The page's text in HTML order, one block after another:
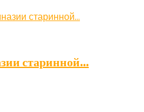
старинной…